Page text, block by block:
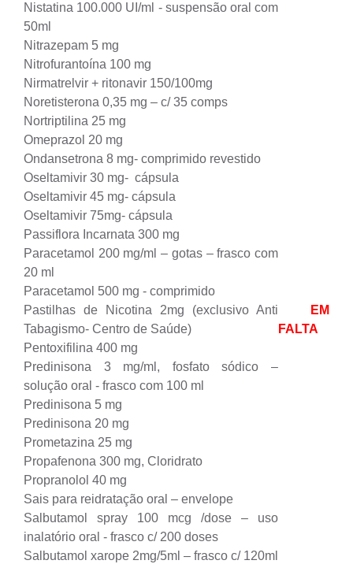
Nistatina 100.000 UI/ml - suspensão oral com
50ml
Nitrazepam 5 mg
Nitrofurantoína 100 mg
Nirmatrelvir + ritonavir 150/100mg
Noretisterona 0,35 mg – c/ 35 comps
Nortriptilina 25 mg
Omeprazol 20 mg
Ondansetrona 8 mg- comprimido revestido
Oseltamivir 30 mg- cápsula
Oseltamivir 45 mg- cápsula
Oseltamivir 75mg- cápsula
Passiflora Incarnata 300 mg
Paracetamol 200 mg/ml – gotas – frasco com
20 ml
Paracetamol 500 mg - comprimido
Pastilhas de Nicotina 2mg (exclusivo Anti
Tabagismo- Centro de Saúde)
EM
FALTA
Pentoxifilina 400 mg
Predinisona 3 mg/ml, fosfato sódico –
solução oral - frasco com 100 ml
Predinisona 5 mg
Predinisona 20 mg
Prometazina 25 mg
Propafenona 300 mg, Cloridrato
Propranolol 40 mg
Sais para reidratação oral – envelope
Salbutamol spray 100 mcg /dose – uso
inalatório oral - frasco c/ 200 doses
Salbutamol xarope 2mg/5ml – frasco c/ 120ml